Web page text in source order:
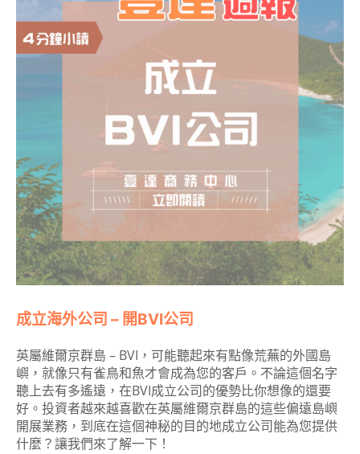
成立海外公司 – 開BVI公司
英屬維爾京群島 – BVI，可能聽起來有點像荒蕪的外國島
嶼，就像只有雀鳥和魚才會成為您的客戶。不論這個名字
聽上去有多遙遠，在BVI成立公司的優勢比你想像的還要
好。投資者越來越喜歡在英屬維爾京群島的這些偏遠島嶼
開展業務，到底在這個神秘的目的地成立公司能為您提供
什麼？讓我們來了解一下！